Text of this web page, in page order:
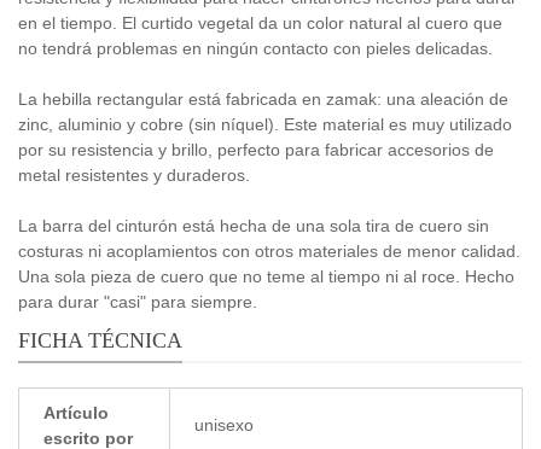
en el tiempo. El curtido vegetal da un color natural al cuero que
no tendrá problemas en ningún contacto con pieles delicadas.
La hebilla rectangular está fabricada en zamak: una aleación de
zinc, aluminio y cobre (sin níquel). Este material es muy utilizado
por su resistencia y brillo, perfecto para fabricar accesorios de
metal resistentes y duraderos.
La barra del cinturón está hecha de una sola tira de cuero sin
costuras ni acoplamientos con otros materiales de menor calidad.
Una sola pieza de cuero que no teme al tiempo ni al roce. Hecho
para durar "casi" para siempre.
FICHA TÉCNICA
Artículo
escrito por
unisexo